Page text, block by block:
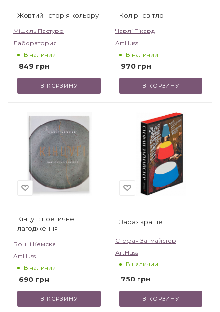
Жовтий. Історія кольору
Мішель Пастуро
Лаборатория
В наличии
849 грн
В КОРЗИНУ
Колір і світло
Чарлі Пікард
ArtHuss
В наличии
970грн
В КОРЗИНУ
Кінцуґі: поетичне
лагодження
Бонні Кемске
ArtHuss
В наличии
690 грн
В КОРЗИНУ
Зараз краще
Стефан Загмайстер
ArtHuss
В наличии
750грн
В КОРЗИНУ